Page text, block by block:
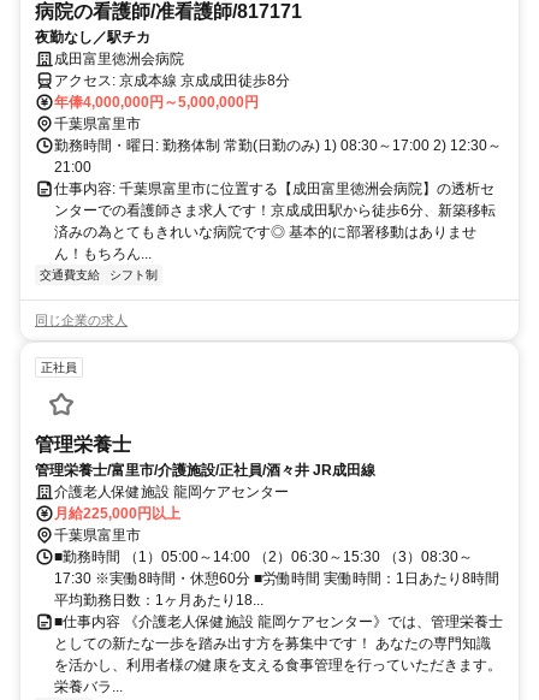
病院の看護師/准看護師/817171
夜勤なし／駅チカ
成田富里徳洲会病院
アクセス: 京成本線 京成成田徒歩8分
年俸4,000,000円～5,000,000円
千葉県富里市
勤務時間・曜日: 勤務体制 常勤(日勤のみ) 1) 08:30～17:00 2) 12:30～
21:00
仕事内容: 千葉県富里市に位置する【成田富里徳洲会病院】の透析セ
ンターでの看護師さま求人です！京成成田駅から徒歩6分、新築移転
済みの為とてもきれいな病院です◎ 基本的に部署移動はありませ
ん！もちろん...
交通費支給 シフト制
同じ企業の求人
正社員
管理栄養士
管理栄養士/富里市/介護施設/正社員/酒々井 JR成田線
介護老人保健施設 龍岡ケアセンター
月給225,000円以上
千葉県富里市
■勤務時間 （1）05:00～14:00 （2）06:30～15:30 （3）08:30～
17:30 ※実働8時間・休憩60分 ■労働時間 実働時間：1日あたり8時間
平均勤務日数：1ヶ月あたり18...
■仕事内容 《介護老人保健施設 龍岡ケアセンター》では、管理栄養士
としての新たな一歩を踏み出す方を募集中です！ あなたの専門知識
を活かし、利用者様の健康を支える食事管理を行っていただきます。
栄養バラ...